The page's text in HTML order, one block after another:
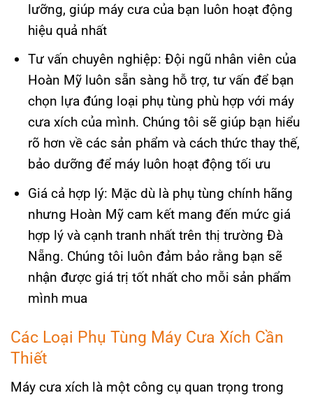
lưỡng, giúp máy cưa của bạn luôn hoạt động
hiệu quả nhất​
Tư vấn chuyên nghiệp: Đội ngũ nhân viên của
Hoàn Mỹ luôn sẵn sàng hỗ trợ, tư vấn để bạn
chọn lựa đúng loại phụ tùng phù hợp với máy
cưa xích của mình. Chúng tôi sẽ giúp bạn hiểu
rõ hơn về các sản phẩm và cách thức thay thế,
bảo dưỡng để máy luôn hoạt động tối ưu​
Giá cả hợp lý: Mặc dù là phụ tùng chính hãng
nhưng Hoàn Mỹ cam kết mang đến mức giá
hợp lý và cạnh tranh nhất trên thị trường Đà
Nẵng. Chúng tôi luôn đảm bảo rằng bạn sẽ
nhận được giá trị tốt nhất cho mỗi sản phẩm
mình mua​
Các Loại Phụ Tùng Máy Cưa Xích Cần
Thiết
Máy cưa xích là một công cụ quan trọng trong